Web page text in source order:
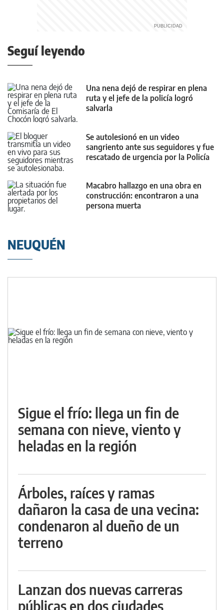
Seguí leyendo
Una nena dejó de respirar en plena
ruta y el jefe de la policía logró
salvarla
Se autolesionó en un video
sangriento ante sus seguidores y fue
rescatado de urgencia por la Policía
Macabro hallazgo en una obra en
construcción: encontraron a una
persona muerta
NEUQUÉN
Sigue el frío: llega un fin de
semana con nieve, viento y
heladas en la región
Árboles, raíces y ramas
dañaron la casa de una vecina:
condenaron al dueño de un
terreno
Lanzan dos nuevas carreras
públicas en dos ciudades